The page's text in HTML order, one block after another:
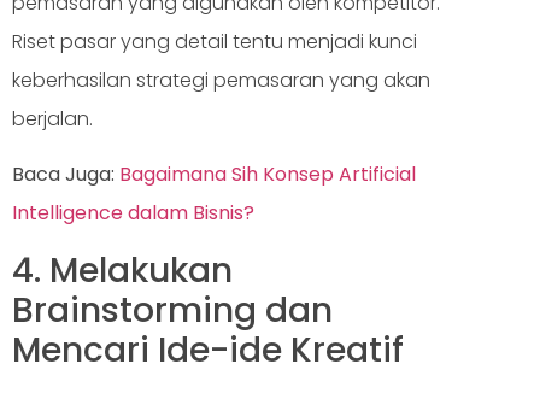
Riset pasar yang detail tentu menjadi kunci
keberhasilan strategi pemasaran yang akan
berjalan.
Baca Juga: Bagaimana Sih Konsep Artificial
Intelligence dalam Bisnis?
4. Melakukan
Brainstorming dan
Mencari Ide-ide Kreatif